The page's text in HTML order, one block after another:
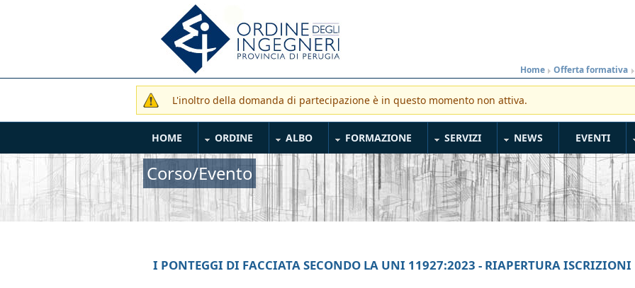
Home » Offerta formativa »
Messaggio di avvertimento
L'inoltro della domanda di partecipazione è in questo momento non attiva.
Main Menu
HOME ORDINE ALBO FORMAZIONE SERVIZI NEWS EVENTI
Corso/Evento
I PONTEGGI DI FACCIATA SECONDO LA UNI 11927:2023 - RIAPERTURA ISCRIZIONI